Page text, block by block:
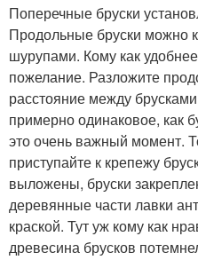
Поперечные бруски
Продольные бруски можно
шурупами. Кому как
пожелание. Разложите
расстояние между
примерно одинаковое, как
это очень важный момент.
приступайте к крепежу
выложены, бруски
деревянные части лавки
краской. Тут уж кому как
древесина брусков